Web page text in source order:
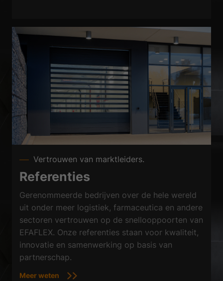
Vertrouwen van marktleiders.
Referenties
Gerenommeerde bedrijven over de hele wereld
uit onder meer logistiek, farmaceutica en andere
sectoren vertrouwen op de snellooppoorten van
EFAFLEX. Onze referenties staan voor kwaliteit,
innovatie en samenwerking op basis van
partnerschap.
Meer weten